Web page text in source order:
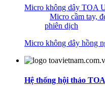
Micro không dây TOA
Micro cầm tay,
phiên dịch
Micro không dây hồng
Hệ thống hội thảo TOA